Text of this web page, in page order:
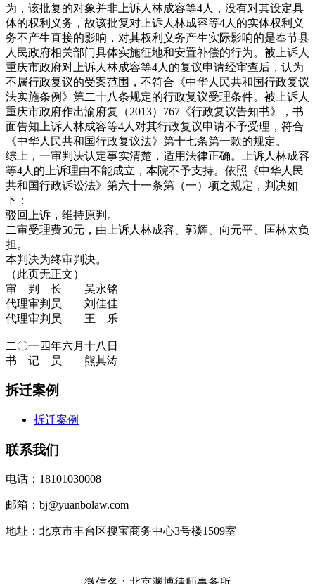
为，该批复的对象并非上诉人林成容等4人，没有对其设定具
体的权利义务，故该批复对上诉人林成容等4人的实体权利义
务不产生直接的影响，对其权利义务产生实际影响的是奉节县
人民政府相关部门具体实施征地和安置补偿的行为。被上诉人
重庆市政府对上诉人林成容等4人的复议申请经审查后，认为
不属行政复议的受案范围，不符合《中华人民共和国行政复议
法实施条例》第二十八条规定的行政复议受理条件。被上诉人
重庆市政府作出渝府复（2013）767《行政复议告知书》，书
面告知上诉人林成容等4人对其行政复议申请不予受理，符合
《中华人民共和国行政复议法》第十七条第一款的规定。
综上，一审判决认定事实清楚，适用法律正确。上诉人林成容
等4人的上诉理由不能成立，本院不予支持。依照《中华人民
共和国行政诉讼法》第六十一条第（一）项之规定，判决如
下：
驳回上诉，维持原判。
二审受理费50元，由上诉人林成容、郭辉、向元平、匡林太负
担。
本判决为终审判决。
（此页无正文）
审 判 长 吴永铭
代理审判员 刘佳佳
代理审判员 王 乐
二〇一四年六月十八日
书 记 员 熊其涛
拆迁案例
拆迁案例
联系我们
电话：18101030008
邮箱：bj@yuanbolaw.com
地址：北京市丰台区搜宝商务中心3号楼1509室